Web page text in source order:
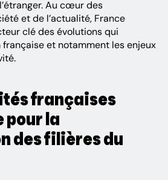
Au cœur des
et de l’actualité, France
clé des évolutions qui
et notamment les enjeux
françaises
pour la
des filières du